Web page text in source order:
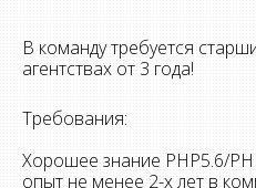
В команду требуется
агентствах от 3 года!
Требования:
Хорошее знание PHP5.6/
опыт не менее 2-х лет в